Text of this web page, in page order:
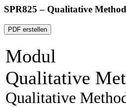
SPR825 – Qualitative
PDF erstellen
Modul
Qualitative
Qualitative